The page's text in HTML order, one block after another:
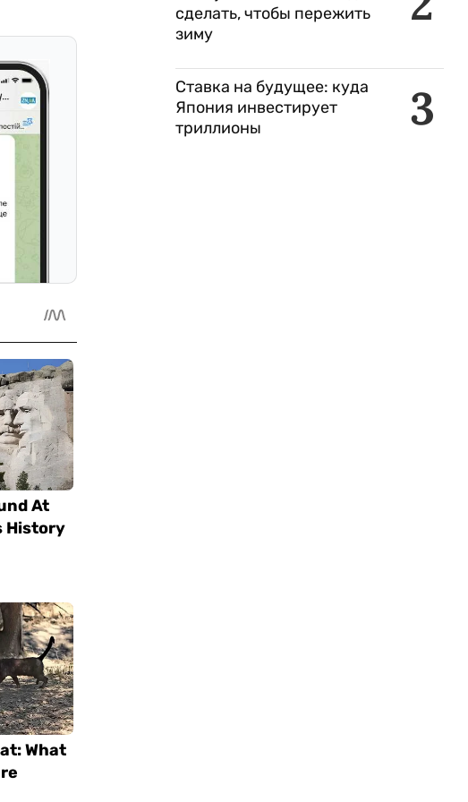
сделать, чтобы пережить
зиму
3
Ставка на будущее: куда
Япония инвестирует
триллионы